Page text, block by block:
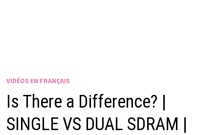
VIDÉOS EN FRANÇAIS
Is There a Difference? |
SINGLE VS DUAL SDRAM |